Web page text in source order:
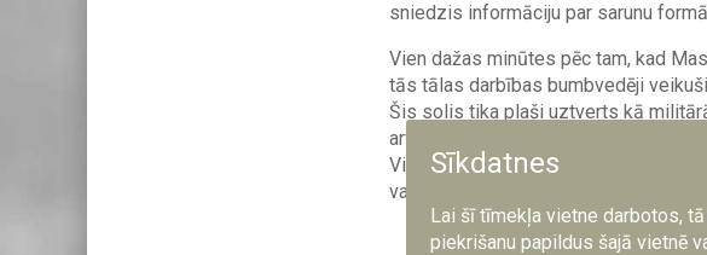
sniedzis informāciju par sarunu
Vien dažas minūtes pēc tam, kad
tās tālas darbības bumbvedēji
Šis solis tika plaši uztverts kā
arvien intensīvāki. Iepriekš tajā
Vitkofs sacīja, ka sarunas esot
varētu būt sasniedzama.
Image
Sīkdatnes
Lai šī tīmekļa vietne darbotos,
piekrišanu papildus šajā vietnē